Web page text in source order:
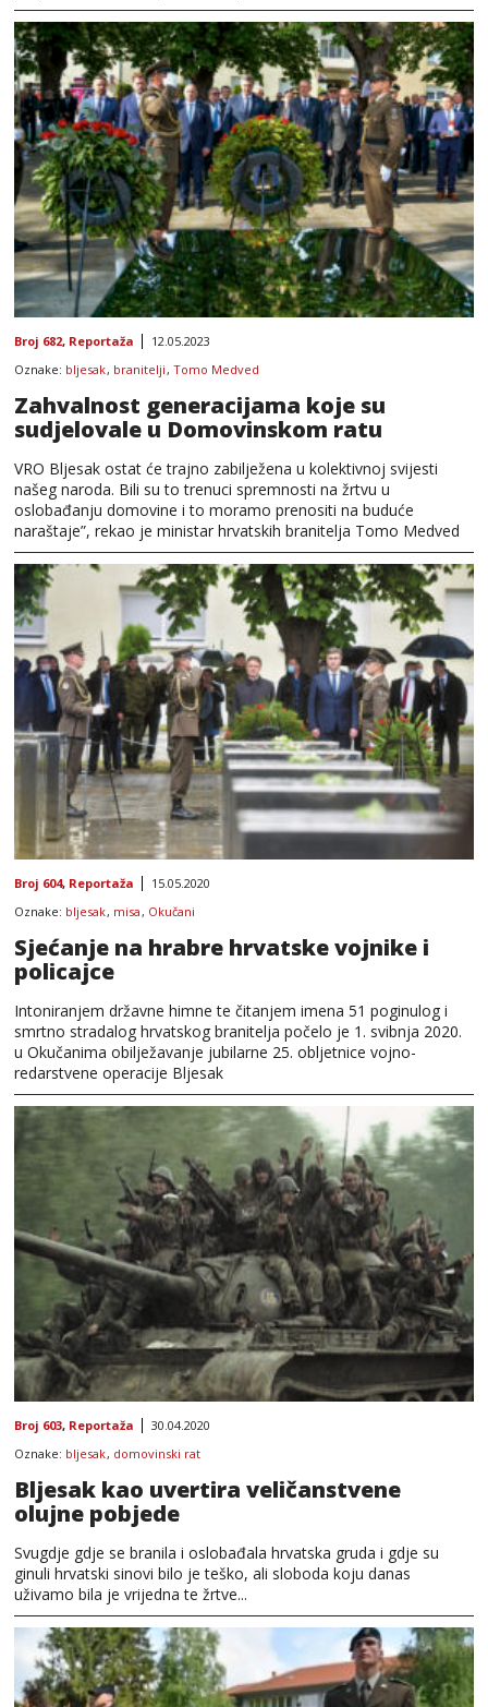
Broj 682, Reportaža
12.05.2023
Oznake: bljesak, branitelji , Tomo Medved
Zahvalnost generacijama koje su
sudjelovale u Domovinskom ratu
VRO Bljesak ostat će trajno zabilježena u kolektivnoj svijesti
našeg naroda. Bili su to trenuci spremnosti na žrtvu u
oslobađanju domovine i to moramo prenositi na buduće
naraštaje”, rekao je ministar hrvatskih branitelja Tomo Medved
Broj 604, Reportaža
15.05.2020
Oznake: bljesak, misa, Okučani
Sjećanje na hrabre hrvatske vojnike i
policajce
Intoniranjem državne himne te čitanjem imena 51 poginulog i
smrtno stradalog hrvatskog branitelja počelo je 1. svibnja 2020.
u Okučanima obilježavanje jubilarne 25. obljetnice vojno-
redarstvene operacije Bljesak
Broj 603, Reportaža
30.04.2020
Oznake: bljesak, domovinski rat
Bljesak kao uvertira veličanstvene
olujne pobjede
Svugdje gdje se branila i oslobađala hrvatska gruda i gdje su
ginuli hrvatski sinovi bilo je teško, ali sloboda koju danas
uživamo bila je vrijedna te žrtve...